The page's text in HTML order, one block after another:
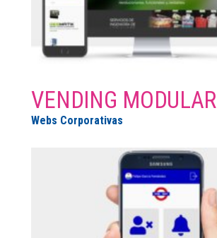
VENDING MODULAR
Webs Corporativas